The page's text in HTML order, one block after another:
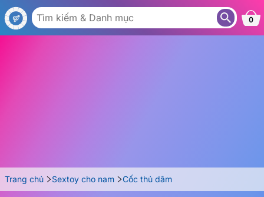
0
Trang chủ Sextoy cho nam Cốc thủ dâm